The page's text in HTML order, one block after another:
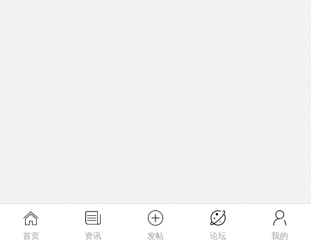
首页 资讯 发帖 论坛 我的